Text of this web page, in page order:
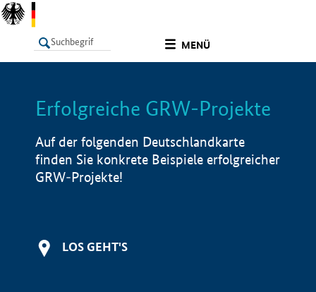
MENÜ
LISTE Info
Erfolgreiche GRW-Projekte
Auf der folgenden Deutschlandkarte
finden Sie konkrete Beispiele erfolgreicher
GRW-Projekte!
LOS GEHT'S